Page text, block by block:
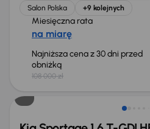
Salon Polska
+9 kolejnych
Miesięczna rata
na miarę
Najniższa cena z 30 dni przed
obniżką
108 000 zł
Taniej o 3 000 zł